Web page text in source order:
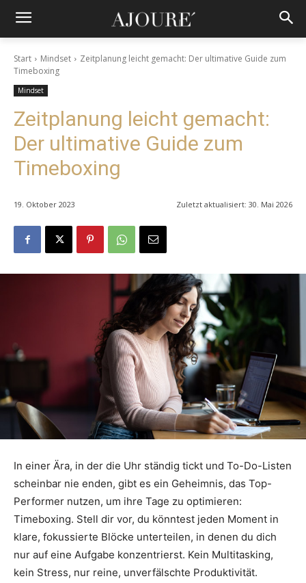
Start Mindset
Zeitplanung leicht gemacht: Der ultimative Guide zum
Timeboxing
Mindset
Zeitplanung leicht gemacht:
Der ultimative Guide zum
Timeboxing
19. Oktober 2023 Zuletzt aktualisiert: 30. Mai 2026
In einer Ära, in der die Uhr ständig tickt und To-Do-Listen
scheinbar nie enden, gibt es ein Geheimnis, das Top-
Performer nutzen, um ihre Tage zu optimieren:
Timeboxing. Stell dir vor, du könntest jeden Moment in
klare, fokussierte Blöcke unterteilen, in denen du dich
nur auf eine Aufgabe konzentrierst. Kein Multitasking,
kein Stress, nur reine, unverfälschte Produktivität.